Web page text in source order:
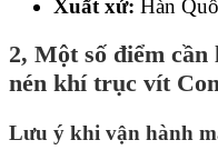
Xuất xứ: Hàn
2, Một số điểm
nén khí trục vít
Lưu ý khi vận hành